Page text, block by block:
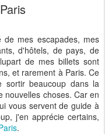
mes escapades, mes
d'hôtels, de pays, de
de mes billets sont
et rarement à Paris. Ce
sortir beaucoup dans la
nouvelles choses. Car en
vous servent de guide à
j'en apprécie certains,
.